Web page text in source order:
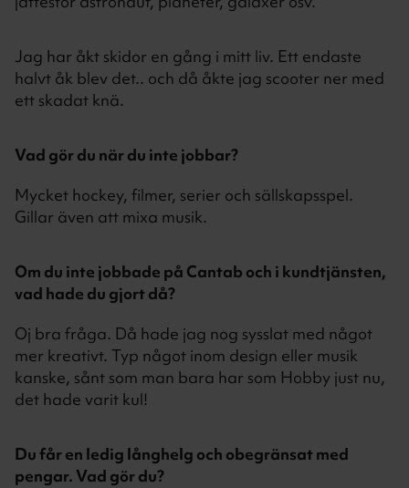
Jag har åkt skidor en gång i mitt liv. Ett endaste
halvt åk blev det.. och då åkte jag scooter ner med
ett skadat knä.
Vad gör du när du inte jobbar?
Mycket hockey, filmer, serier och sällskapsspel.
Gillar även att mixa musik.
Om du inte jobbade på Cantab och i kundtjänsten,
vad hade du gjort då?
Oj bra fråga. Då hade jag nog sysslat med något
mer kreativt. Typ något inom design eller musik
kanske, sånt som man bara har som Hobby just nu,
det hade varit kul!
Du får en ledig långhelg och obegränsat med
pengar. Vad gör du?